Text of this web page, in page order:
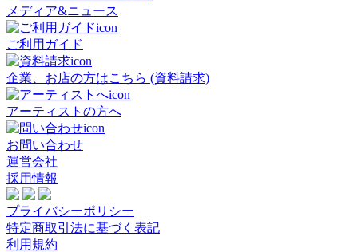
メディア&ニュース
ご利用ガイド
企業、お店の方はこちら (資料請求)
アーティストの方へ
お問い合わせ
運営会社
採用情報
プライバシーポリシー
特定商取引法に基づく表記
利用規約